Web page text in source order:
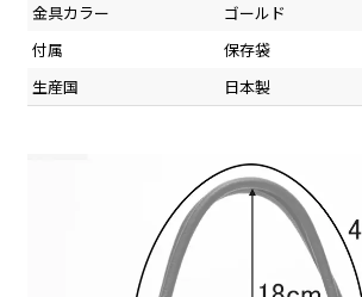
金具カラー
ゴールド
付属
保存袋
生産国
日本製